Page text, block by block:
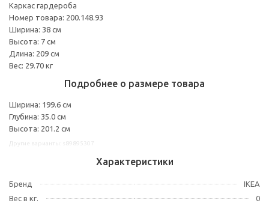
Каркас гардероба
Номер товара: 200.148.93
Ширина: 38 см
Высота: 7 см
Длина: 209 см
Вес: 29.70 кг
Подробнее о размере товара
Ширина: 199.6 см
Глубина: 35.0 см
Высота: 201.2 см
Характеристики
Бренд
IKEA
Вес в кг.
0